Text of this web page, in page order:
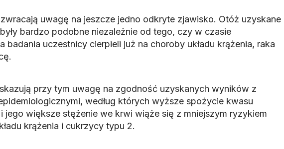
uwagę na jeszcze jedno odkryte zjawisko. Otóż uzyskane
bardzo podobne niezależnie od tego, czy w czasie
badania uczestnicy cierpieli już na choroby układu krążenia, raka
przy tym uwagę na zgodność uzyskanych wyników z
według których wyższe spożycie kwasu
jego większe stężenie we krwi wiąże się z mniejszym ryzykiem
krążenia i cukrzycy typu 2.